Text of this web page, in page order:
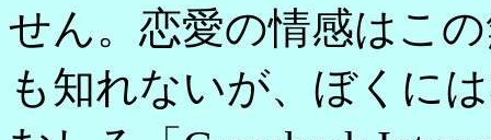
せん。恋愛の情感はこ
も知れないが、ぼくに